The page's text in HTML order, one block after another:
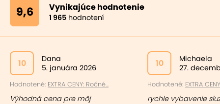
9,6 Vynikajúce hodnotenie
1 965 hodnotení
10
Dana
5. januára 2026
Hodnotené: EXTRA CENY: Ročné...
Výhodná cena pre môj
10
Michaela
27.
Hodnotené: EXTRA
rychle vybavenie